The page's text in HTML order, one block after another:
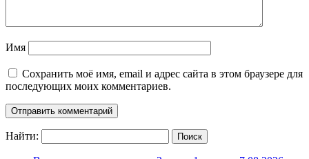
Имя
Сохранить моё имя, email и адрес сайта в этом браузере для
последующих моих комментариев.
Найти: